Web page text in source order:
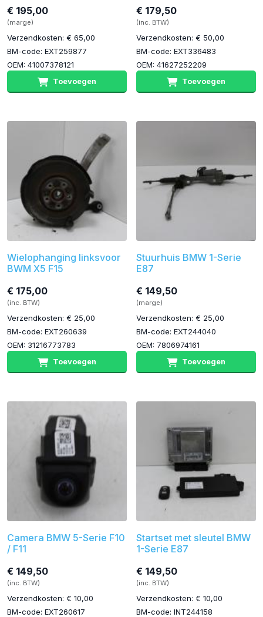
€ 195,00
(marge)
Verzendkosten: € 65,00
BM-code: EXT259877
OEM: 41007378121
Toevoegen
€ 179,50
(inc. BTW)
Verzendkosten: € 50,00
BM-code: EXT336483
OEM: 41627252209
Toevoegen
Wielophanging linksvoor
BWM X5 F15
€ 175,00
(inc. BTW)
Verzendkosten: € 25,00
BM-code: EXT260639
OEM: 31216773783
Toevoegen
Stuurhuis BMW 1-Serie
E87
€ 149,50
(marge)
Verzendkosten: € 25,00
BM-code: EXT244040
OEM: 7806974161
Toevoegen
Camera BMW 5-Serie F10
/ F11
€ 149,50
(inc. BTW)
Verzendkosten: € 10,00
BM-code: EXT260617
Startset met sleutel BMW
1-Serie E87
€ 149,50
(inc. BTW)
Verzendkosten: € 10,00
BM-code: INT244158